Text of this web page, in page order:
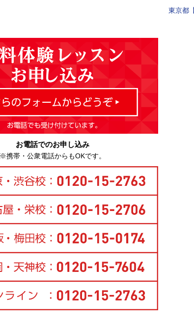
東京都
お電話でのお申し込み
※携帯・公衆電話からもOKです。